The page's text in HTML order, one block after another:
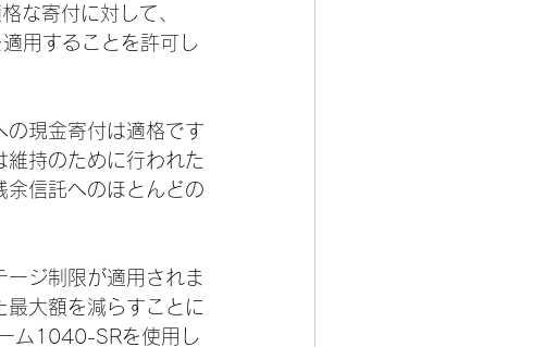
な寄付に対して、
用することを許可し
の現金寄付は適格です
持のために行われた
余信託へのほとんどの
ジ制限が適用されま
大額を減らすことに
ム1040-SRを使用し